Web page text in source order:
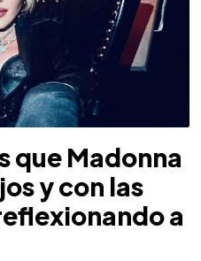
que Madonna
y con las
a